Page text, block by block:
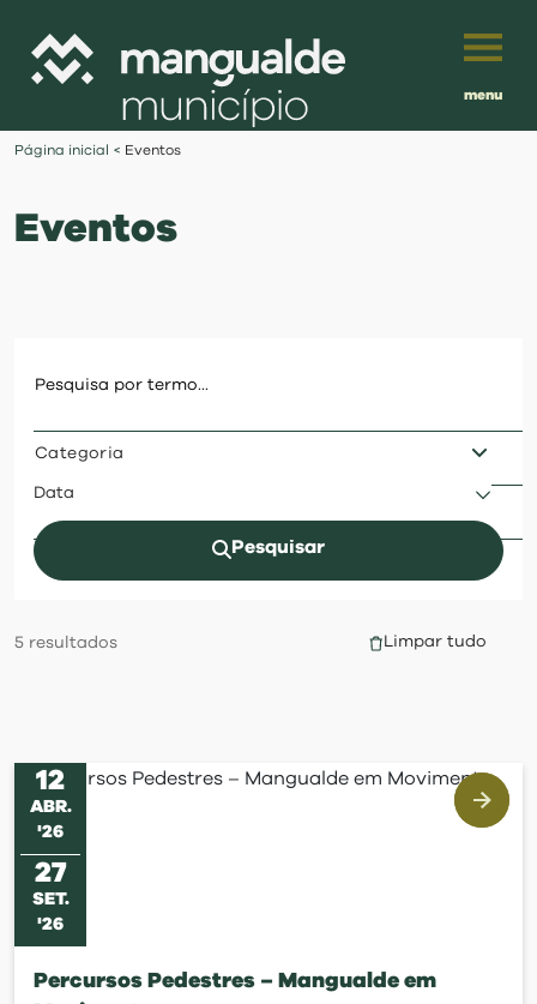
menu
investir
balcão digital
visit
Português
Página inicial < Eventos
Eventos
Categoria
Data
Pesquisar
5 resultados Limpar tudo
12
ABR.
'26
27
SET.
'26
Percursos Pedestres – Mangualde em